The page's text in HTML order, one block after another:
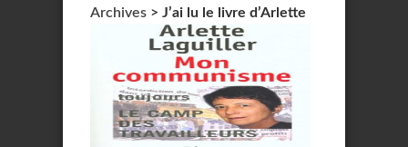
Archives > J’ai lu le livre d’Arlette